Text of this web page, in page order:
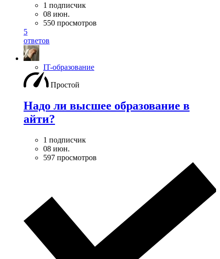
1 подписчик
08 июн.
550 просмотров
5
ответов
IT-образование
Простой
Надо ли высшее образование в
айти?
1 подписчик
08 июн.
597 просмотров